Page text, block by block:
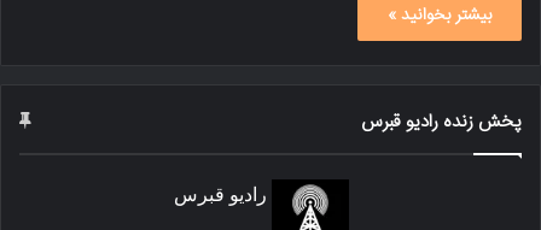
بیشتر بخوانید »
پخش زنده رادیو قبرس
رادیو قبرس